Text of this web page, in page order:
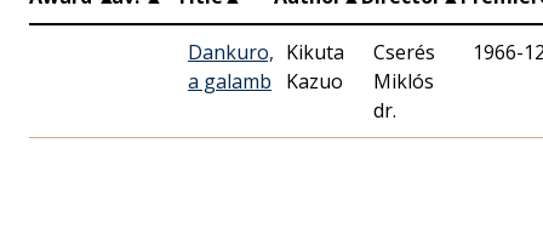
Dankuro,
a galamb
Kikuta
Kazuo
Cserés
Miklós
dr.
1966-